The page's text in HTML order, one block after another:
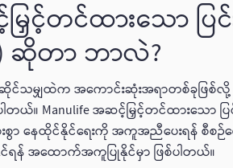
ြှင့်တင်ထားသော ပြ
ဆိုတာ ဘာလဲ?
င်သမျှထဲက အကောင်းဆုံးအရာတစ်ခုဖြစ်လို့
ပါတယ်။ Manulife အဆင့်မြှင့်တင်ထားသေ
းစွာ နေထိုင်နိုင်ရေးကို အကူအညီပေးရန် စီစဉ်
ရန် အထောက်အကူပြုနိုင်မှာ ဖြစ်ပါတယ်။